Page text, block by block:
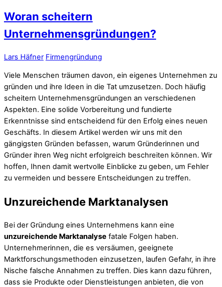
Woran scheitern
Unternehmensgründungen?
Lars Häfner Firmengründung
Viele Menschen träumen davon, ein eigenes Unternehmen zu
gründen und ihre Ideen in die Tat umzusetzen. Doch häufig
scheitern Unternehmensgründungen an verschiedenen
Aspekten. Eine solide Vorbereitung und fundierte
Erkenntnisse sind entscheidend für den Erfolg eines neuen
Geschäfts. In diesem Artikel werden wir uns mit den
gängigsten Gründen befassen, warum Gründerinnen und
Gründer ihren Weg nicht erfolgreich beschreiten können. Wir
hoffen, Ihnen damit wertvolle Einblicke zu geben, um Fehler
zu vermeiden und bessere Entscheidungen zu treffen.
Unzureichende Marktanalysen
Bei der Gründung eines Unternehmens kann eine
unzureichende Marktanalyse fatale Folgen haben.
Unternehmerinnen, die es versäumen, geeignete
Marktforschungsmethoden einzusetzen, laufen Gefahr, in ihre
Nische falsche Annahmen zu treffen. Dies kann dazu führen,
dass sie Produkte oder Dienstleistungen anbieten, die von